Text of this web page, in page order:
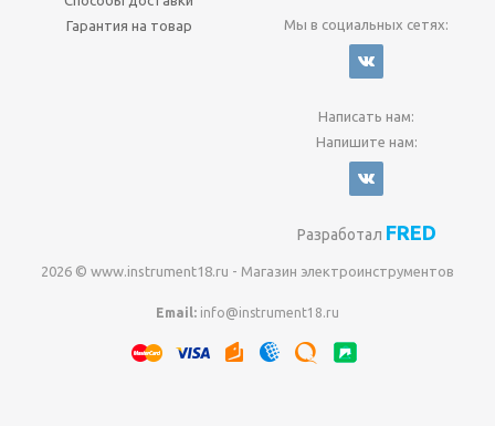
Гарантия на товар
Мы в социальных сетях:
Написать нам:
Напишите нам:
Разработал FRED
2026 © www.instrument18.ru - Магазин электроинструментов
Email: info@instrument18.ru